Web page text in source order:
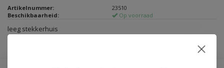
Artikelnummer:
23510
Beschikbaarheid:
Op voorraad
leeg stekkerhuis